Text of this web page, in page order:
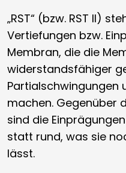
„RST“ (bzw. RST II)
Vertiefungen bzw.
Membran, die die
widerstandsfähiger
Partialschwingungen
machen. Gegenüber
sind die
statt rund, was sie
lässt.